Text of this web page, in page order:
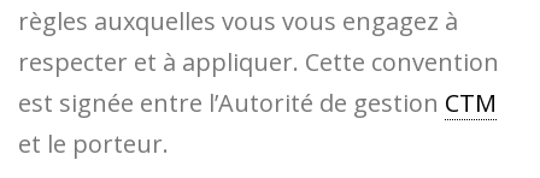
règles auxquelles vous vous engagez à
respecter et à appliquer. Cette convention
est signée entre l’Autorité de gestion CTM
et le porteur.